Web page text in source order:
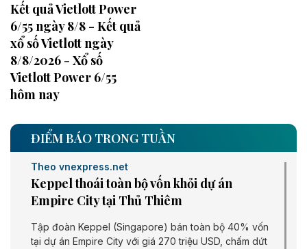
Kết quả Vietlott Power
6/55 ngày 8/8 - Kết quả
xổ số Vietlott ngày
8/8/2026 - Xổ số
Vietlott Power 6/55
hôm nay
ĐIỂM BÁO TRONG TUẦN
Theo vnexpress.net
Keppel thoái toàn bộ vốn khỏi dự án
Empire City tại Thủ Thiêm
Tập đoàn Keppel (Singapore) bán toàn bộ 40% vốn
tại dự án Empire City với giá 270 triệu USD, chấm dứt